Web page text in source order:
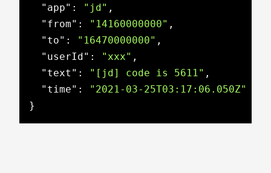
"app" : "jd" ,
"from" : "14160000000" ,
"to" : "16470000000" ,
"userId" : "xxx" ,
"text" : "[jd] code is 5611" ,
"time" : "2021-03-25T03:17:06.050Z"
}